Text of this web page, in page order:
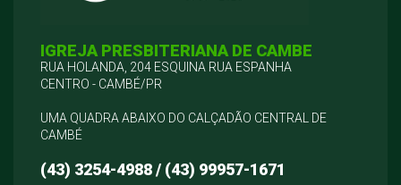
IGREJA PRESBITERIANA DE CAMBE
RUA HOLANDA, 204 ESQUINA RUA ESPANHA
CENTRO - CAMBÉ/PR
UMA QUADRA ABAIXO DO CALÇADÃO CENTRAL DE
CAMBÉ
(43) 3254-4988 / (43) 99957-1671